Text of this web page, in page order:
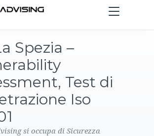
Toggle
navigation
Spezia –
Test di
Iso
si occupa di Sicurezza